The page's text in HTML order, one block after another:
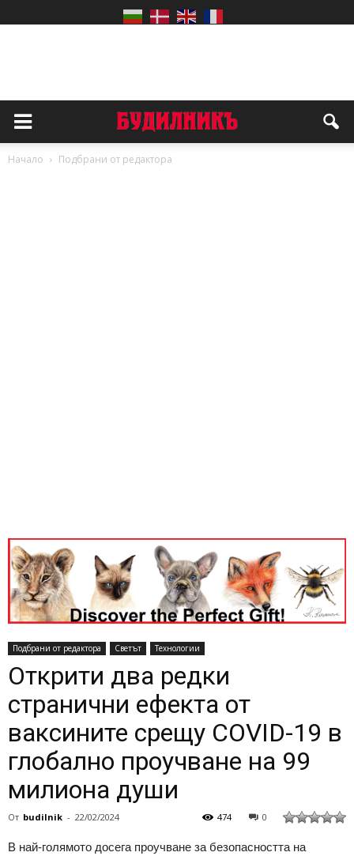
Начало Подбрани от редактора
Подбрани от редактора Светът Технологии
Открити два редки
странични ефекта от
ваксините срещу COVID-19 в
глобално проучване на 99
милиона души
От budilnik - 22/02/2024 0
474
В най-голямото досега проучване за безопасността на